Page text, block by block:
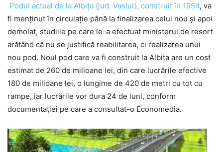
Podul actual de la Albița (jud. Vaslui), construit în 1954, va
fi menținut în circulație până la finalizarea celui nou și apoi
demolat, studiile pe care le-a efectuat ministerul de resort
arătând că nu se justifică reabilitarea, ci realizarea unui
nou pod. Noul pod care va fi construit la Albița are un cost
estimat de 260 de milioane lei, din care lucrările efective
180 de milioane lei, o lungime de 420 de metri cu tot cu
rampe, iar lucrările vor dura 24 de luni, conform
documentației pe care a consultat-o Economedia.